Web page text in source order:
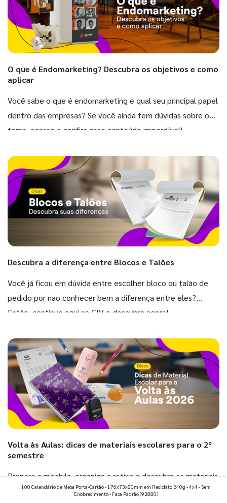
O que é Endomarketing? Descubra os objetivos e como
aplicar
Você sabe o que é endomarketing e qual seu principal papel
dentro das empresas? Se você ainda tem dúvidas sobre o
tema, acesse e confira esse conteúdo imperdível!
Descubra a diferença entre Blocos e Talões
Você já ficou em dúvida entre escolher bloco ou talão de
pedido por não conhecer bem a diferença entre eles?
Então, continue aqui na GIV e descubra agora!
Volta às Aulas: dicas de materiais escolares para o 2º
semestre
Prepare a mochila, organize a rotina e descubra os materiais
que fazem toda diferença para começar o segundo
100 Calendário de Mesa Porta-Cartão - 176x73x80mm em Reciclato 240g - 4x4 - Sem
Enobrecimento - Faca Padrão(92880)